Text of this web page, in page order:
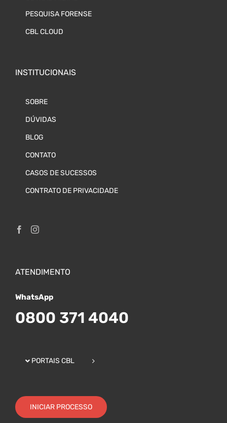
PESQUISA FORENSE
CBL CLOUD
INSTITUCIONAIS
SOBRE
DÚVIDAS
BLOG
CONTATO
CASOS DE SUCESSOS
CONTRATO DE PRIVACIDADE
ATENDIMENTO
WhatsApp
0800 371 4040
PORTAIS CBL
INICIAR PROCESSO